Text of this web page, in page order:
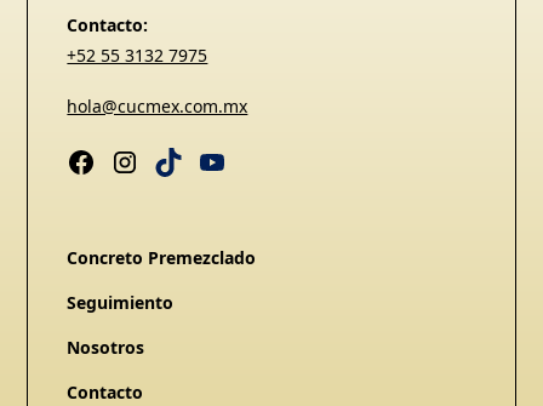
Contacto:
+52 55 3132 7975
hola@cucmex.com.mx
Concreto Premezclado
Seguimiento
Nosotros
Contacto